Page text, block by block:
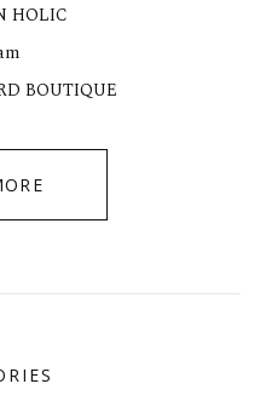
HOLIC
BOUTIQUE